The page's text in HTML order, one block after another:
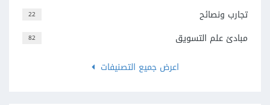
22 تجارب ونصائح
82
مبادئ علم التسويق
اعرض جميع التصنيفات